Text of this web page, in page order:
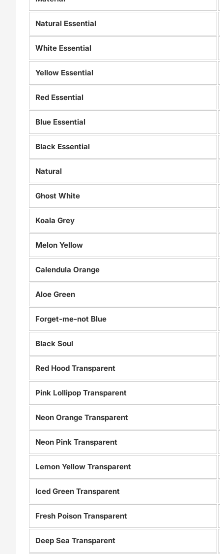
Natural Essential
White Essential
Yellow Essential
Red Essential
Blue Essential
Black Essential
Natural
Ghost White
Koala Grey
Melon Yellow
Calendula Orange
Aloe Green
Forget-me-not Blue
Black Soul
Red Hood Transparent
Pink Lollipop Transparent
Neon Orange Transparent
Neon Pink Transparent
Lemon Yellow Transparent
Iced Green Transparent
Fresh Poison Transparent
Deep Sea Transparent